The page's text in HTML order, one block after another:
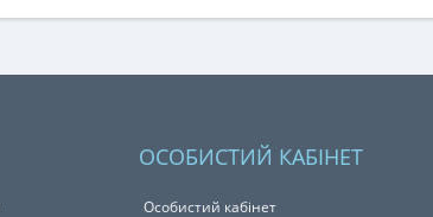
ОСОБИСТИЙ КАБІНЕТ
Особистий кабінет